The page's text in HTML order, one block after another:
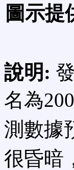
圖示提
說明:
名為
測數據
很昏暗